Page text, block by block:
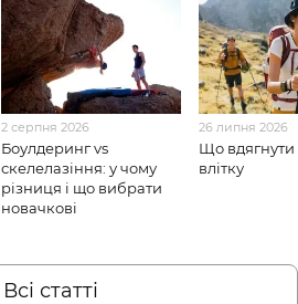
2 серпня 2026
Боулдеринг vs
скелелазіння: у чому
різниця і що вибрати
новачкові
26 липня 2026
Що вдягнути
влітку
Всі статті